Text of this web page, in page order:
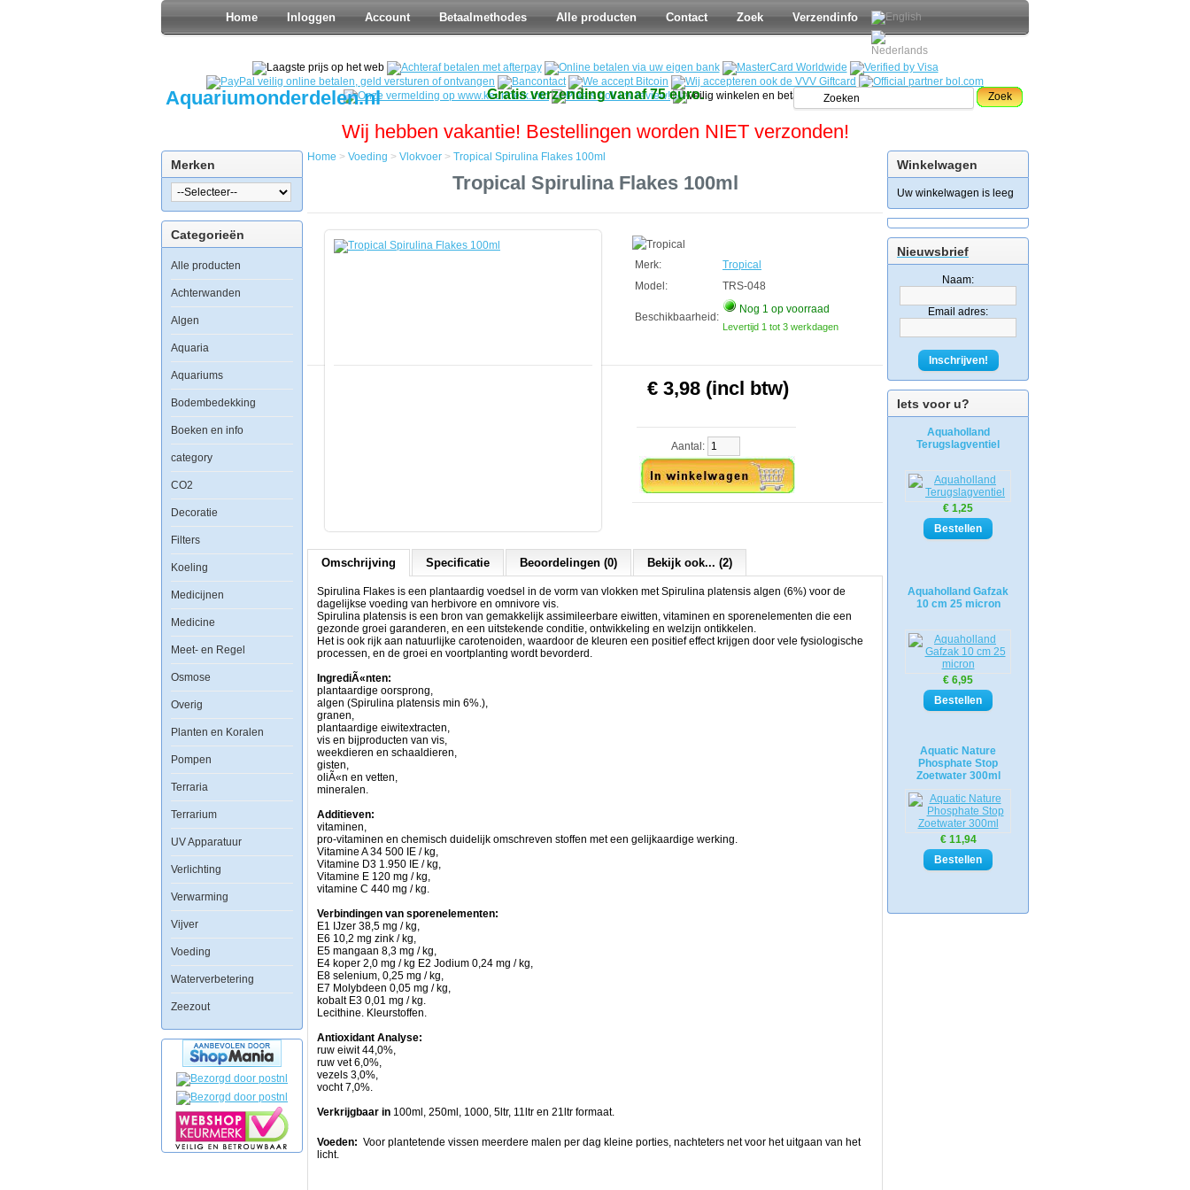
Home Inloggen Account Betaalmethodes Alle producten Contact Zoek Verzendinfo
Aquariumonderdelen.nl Gratis verzending vanaf 75 euro. Zoek
Wij hebben vakantie! Bestellingen worden NIET verzonden!
Merken
Categorieën
Alle producten
Achterwanden
Algen
Aquaria
Aquariums
Bodembedekking
Boeken en info
category
CO2
Decoratie
Filters
Koeling
Medicijnen
Medicine
Meet- en Regel
Osmose
Overig
Planten en Koralen
Pompen
Terraria
Terrarium
UV Apparatuur
Verlichting
Verwarming
Vijver
Voeding
Waterverbetering
Zeezout
Winkelwagen
Uw winkelwagen is leeg
Nieuwsbrief
Naam:
Email adres:
Inschrijven!
Iets voor u?
Aquaholland
Terugslagventiel
€ 1,25
Aquaholland Gafzak
10 cm 25 micron
€ 6,95
Aquatic Nature
Phosphate Stop
Zoetwater 300ml
€ 11,94
Tropical
Spirulina
Flakes
Spirulina
voedsel
vorm
vlokken
met
Spirulina
platensis
algen
(6%)
dagelijkse
voeding
van
herbivore
en
omnivore
vis.
Spirulina
platensis
een
bron
van
gemakkelijk
assimileerbare
eiwitten,
vitaminen
sporenelementen
die
een
gezonde
groei
garanderen,
een
uitstekende
ontwikkeling
en
welzijn
ontikkelen.
Het
ook
aan
natuurlijke
carotenoiden,
Home > Voeding > Vlokvoer > Tropical Spirulina Flakes 100ml
Tropical Spirulina Flakes 100ml
Merk:
Tropical
Model:
TRS-048
Beschikbaarheid:
Nog 1 op voorraad
Levertijd 1 tot 3 werkdagen
€ 3,98 (incl btw)
Aantal:
Omschrijving Specificatie Beoordelingen (0) Bekijk ook... (2)
Spirulina Flakes is een plantaardig voedsel in de vorm van vlokken met Spirulina platensis algen (6%) voor de
dagelijkse voeding van herbivore en omnivore vis.
Spirulina platensis is een bron van gemakkelijk assimileerbare eiwitten, vitaminen en sporenelementen die een
gezonde groei garanderen, en een uitstekende conditie, ontwikkeling en welzijn ontikkelen.
Het is ook rijk aan natuurlijke carotenoiden, waardoor de kleuren een positief effect krijgen door vele fysiologische
processen, en de groei en voortplanting wordt bevorderd.
IngrediÃ«nten:
plantaardige oorsprong,
algen (Spirulina platensis min 6%.),
granen,
plantaardige eiwitextracten,
vis en bijproducten van vis,
weekdieren en schaaldieren,
gisten,
oliÃ«n en vetten,
mineralen.
Additieven:
vitaminen,
pro-vitaminen en chemisch duidelijk omschreven stoffen met een gelijkaardige werking.
Vitamine A 34 500 IE / kg,
Vitamine D3 1.950 IE / kg,
Vitamine E 120 mg / kg,
vitamine C 440 mg / kg.
Verbindingen van sporenelementen:
E1 IJzer 38,5 mg / kg,
E6 10,2 mg zink / kg,
E5 mangaan 8,3 mg / kg,
E4 koper 2,0 mg / kg E2 Jodium 0,24 mg / kg,
E8 selenium, 0,25 mg / kg,
E7 Molybdeen 0,05 mg / kg,
kobalt E3 0,01 mg / kg.
Lecithine. Kleurstoffen.
Antioxidant Analyse:
ruw eiwit 44,0%,
ruw vet 6,0%,
vezels 3,0%,
vocht 7,0%.
Verkrijgbaar in 100ml, 250ml, 1000, 5ltr, 11ltr en 21ltr formaat.
Voeden: Voor plantetende vissen meerdere malen per dag kleine porties, nachteters net voor het uitgaan van het
licht.